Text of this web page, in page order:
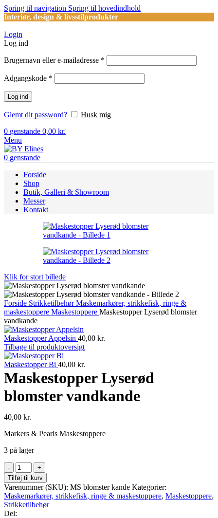
Spring til navigation Spring til hovedindhold
Interiør, design & livsstilprodukter
Login
Log ind
Brugernavn eller e-mailadresse *
Adgangskode *
Log ind
Glemt dit password?
Husk mig
0 genstande 0,00 kr.
Menu
0 genstande
Forside
Shop
Butik, Galleri & Showroom
Messer
Kontakt
Klik for stort billede
Forside StrikketilbehørMaskemarkører, strikkefisk, ringe &
maskestoppere Maskestoppere Maskestopper Lyserød blomster
vandkande
Maskestopper Appelsin 40,00 kr.
Tilbage til produktoversigt
Maskestopper Bi 40,00 kr.
Maskestopper Lyserød
blomster vandkande
40,00 kr.
Markers & Pearls Maskestoppere
3 på lager
Maskestopper
Lyserød
blomster
vandkande
antal
Tilføj til kurv
Varenummer (SKU): MS blomster kande Kategorier:
Maskemarkører, strikkefisk, ringe & maskestoppere, Maskestoppere,
Strikketilbehør
Del: